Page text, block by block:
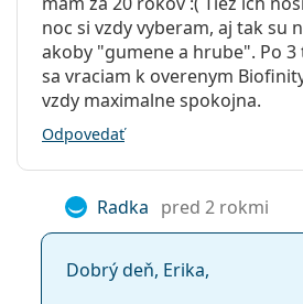
noc si vzdy vyberam, aj tak su
akoby "gumene a hrube". Po
sa vraciam k overenym
vzdy maximalne spokojna.
Odpovedať
Radka pred 2 rokmi
Dobrý deň, Erika,